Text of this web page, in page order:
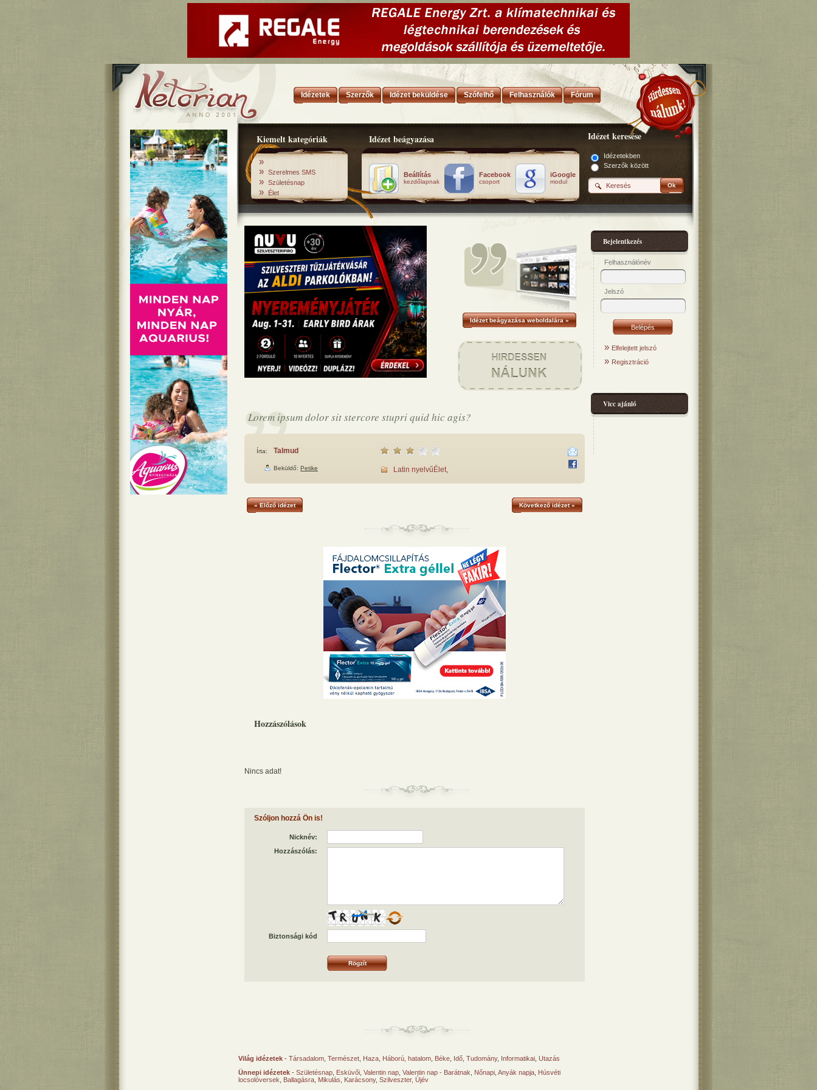
Idézetek Szerzők Idézet beküldése Szófelhő Felhasználók Fórum
Kiemelt kategóriák
»
» Szerelmes SMS
» Születésnap
» Élet
Idézet beágyazása
Beállítás
kezdőlapnak
Facebook
csoport
iGoogle
modul
Idézet keresése
Idézetekben
Szerzők között
Ok
Idézet beágyazása weboldalára »
Lorem ipsum dolor sit stercore stupri quid hic agis?
Írta: Talmud
Beküldő: Petike Latin nyelvű Élet,
« Előző idézet Következő idézet »
Hozzászólások
Nincs adat!
Szóljon hozzá Ön is!
Nicknév:
Hozzászólás:
Biztonsági kód
Világ idézetek - Társadalom Természet Haza Háború, hatalom Béke Idő Tudomány, Informatikai Utazás
Ünnepi idézetek - Születésnap Esküvői Valentin nap Valentin nap - Barátnak Nőnapi Anyák napja Húsvéti
locsolóversek
Ballagásra Mikulás Karácsony, Szilveszter, Újév
Bejelentkezés
Felhasználónév
Jelszó
» Elfelejtett jelszó
» Regisztráció
Vicc ajánló